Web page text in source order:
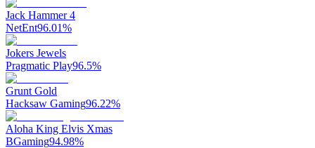
Jack Hammer 4
NetEnt96.01%
Jokers Jewels
Pragmatic Play96.5%
Grunt Gold
Hacksaw Gaming96.22%
Aloha King Elvis Xmas
BGaming94.98%